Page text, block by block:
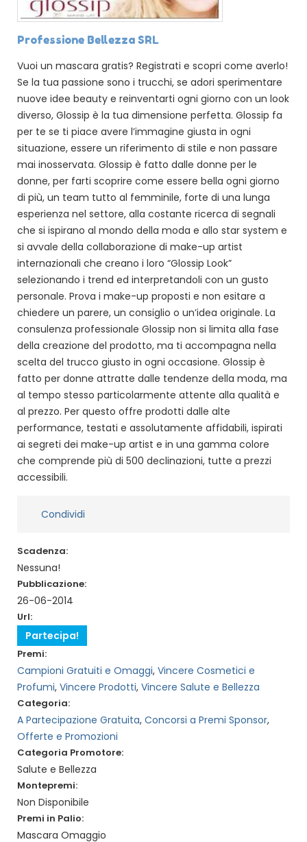
Professione Bellezza SRL
Vuoi un mascara gratis? Registrati e scopri come averlo!
Se la tua passione sono i trucchi, se adori sperimentare
nuove idee beauty e reinventarti ogni giorno con un look
diverso, Glossip è la tua dimensione perfetta. Glossip fa
per te se ti piace avere l’immagine giusta in ogni
situazione, essere un riferimento di stile e non passare
mai inosservata. Glossip è fatto dalle donne per le
donne, per farti scoprire come essere bella ogni giorno
di più, un team tutto al femminile, forte di una lunga
esperienza nel settore, alla costante ricerca di segnali
che si ispirano al mondo della moda e allo star system e
si avvale della collaborazione di make-up artist
internazionali che creano i loro “Glossip Look”
selezionando i trend ed interpretandoli con un gusto
personale. Prova i make-up proposti e non esitare a
chiedere un parere, un consiglio o un’idea originale. La
consulenza professionale Glossip non si limita alla fase
della creazione del prodotto, ma ti accompagna nella
scelta del trucco giusto in ogni occasione. Glossip è
fatto per donne attratte dalle tendenze della moda, ma
al tempo stesso particolarmente attente alla qualità e
al prezzo. Per questo offre prodotti dalle alte
performance, testati e assolutamente affidabili, ispirati
ai segreti dei make-up artist e in una gamma colore
che comprende più di 500 declinazioni, tutte a prezzi
accessibili.
Condividi
Scadenza:
Nessuna!
Pubblicazione:
26-06-2014
Url:
Partecipa!
Premi:
Campioni Gratuiti e Omaggi, Vincere Cosmetici e
Profumi, Vincere Prodotti, Vincere Salute e Bellezza
Categoria:
A Partecipazione Gratuita, Concorsi a Premi Sponsor,
Offerte e Promozioni
Categoria Promotore:
Salute e Bellezza
Montepremi:
Non Disponibile
Premi in Palio:
Mascara Omaggio